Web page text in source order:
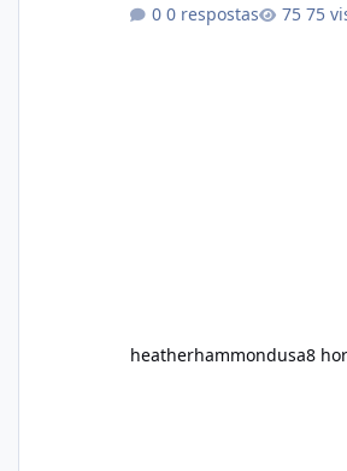
for dietary supplements
0 respostas 75
heatherhammondusa8